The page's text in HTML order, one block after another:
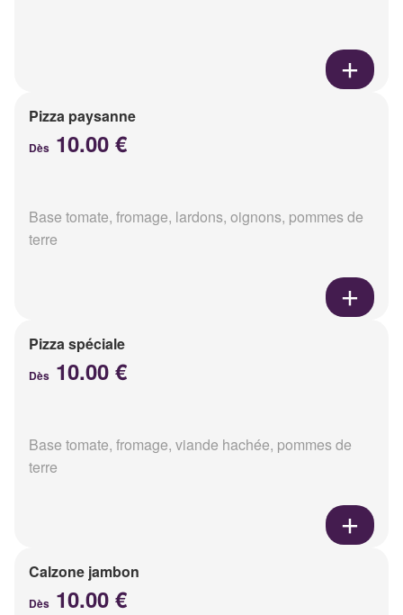
Pizza paysanne
Dès 10.00 €
Base tomate, fromage, lardons, oignons, pommes de
terre
Pizza spéciale
Dès 10.00 €
Base tomate, fromage, viande hachée, pommes de
terre
Calzone jambon
Dès 10.00 €